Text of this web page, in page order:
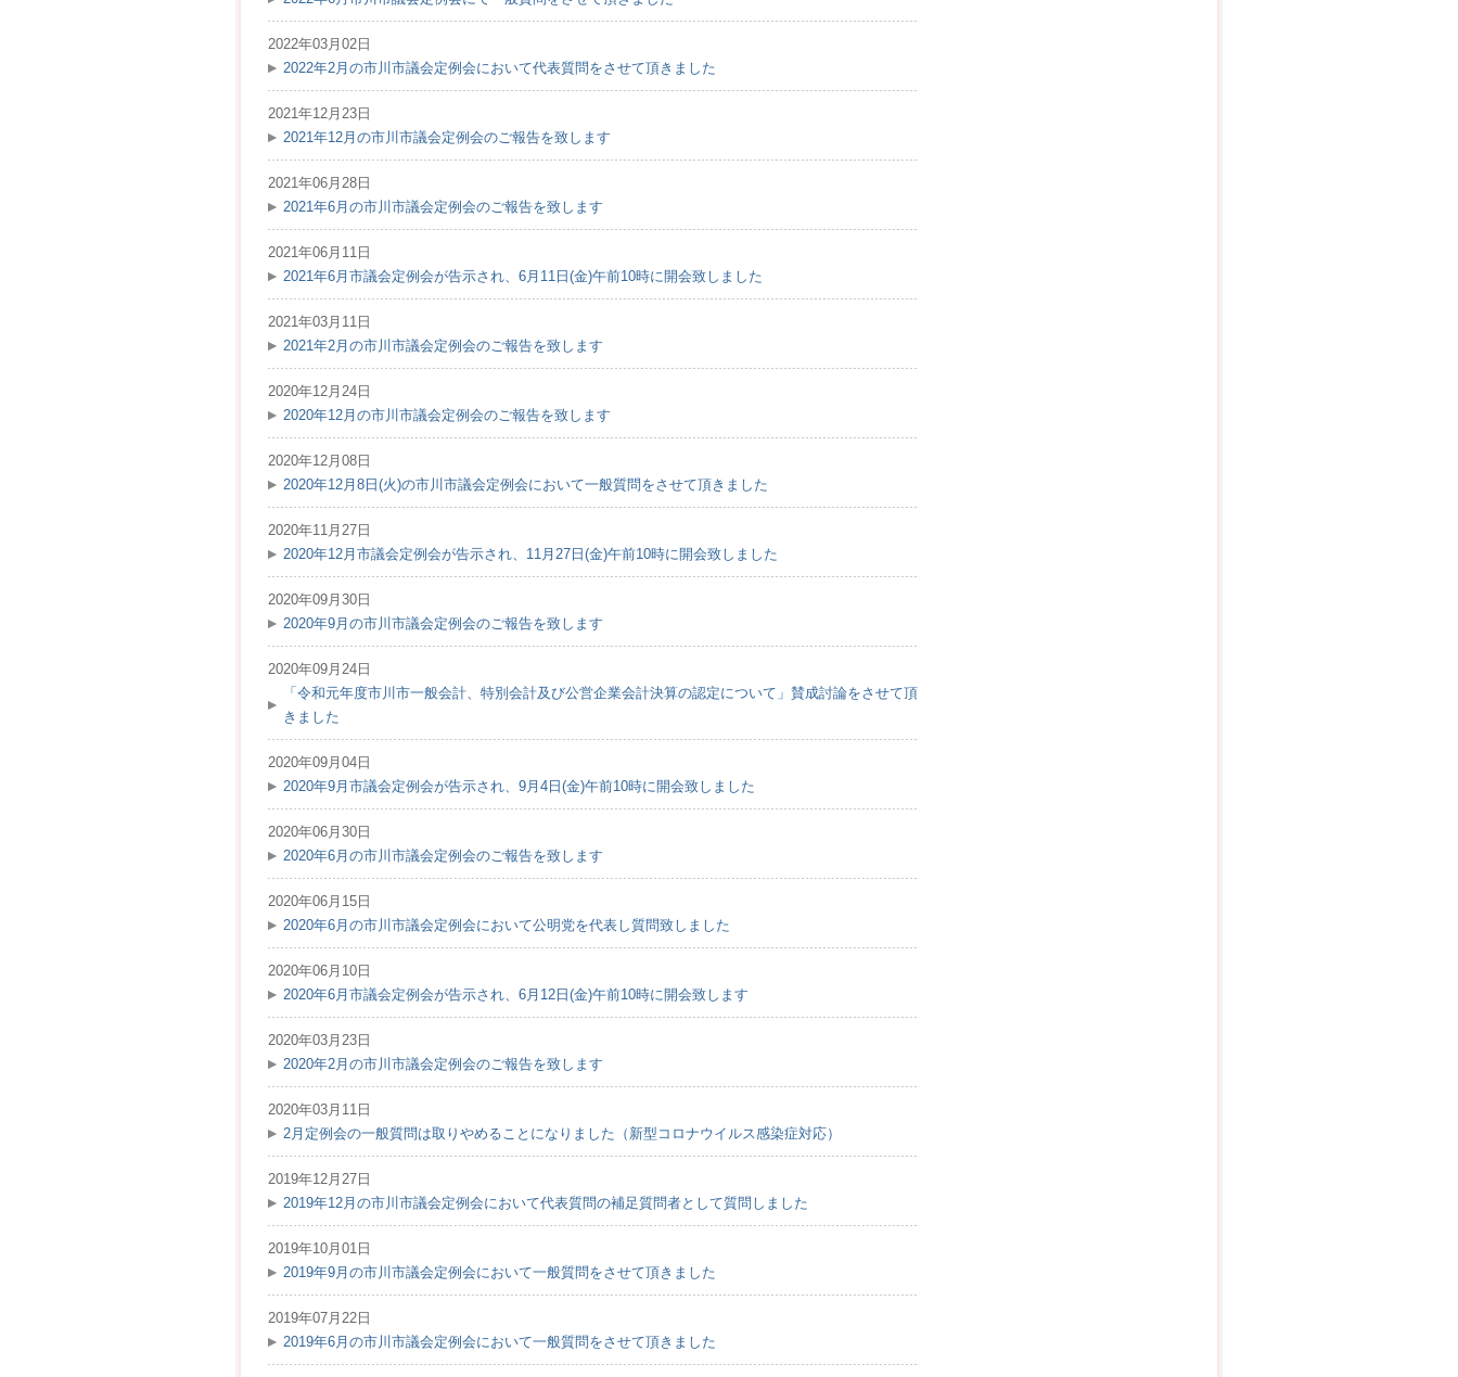
2022年03月02日
2022年2月の市川市議会定例会において代表質問をさせて頂きました
2021年12月23日
2021年12月の市川市議会定例会のご報告を致します
2021年06月28日
2021年6月の市川市議会定例会のご報告を致します
2021年06月11日
2021年6月市議会定例会が告示され、6月11日(金)午前10時に開会致しました
2021年03月11日
2021年2月の市川市議会定例会のご報告を致します
2020年12月24日
2020年12月の市川市議会定例会のご報告を致します
2020年12月08日
2020年12月8日(火)の市川市議会定例会において一般質問をさせて頂きました
2020年11月27日
2020年12月市議会定例会が告示され、11月27日(金)午前10時に開会致しました
2020年09月30日
2020年9月の市川市議会定例会のご報告を致します
2020年09月24日
「令和元年度市川市一般会計、特別会計及び公営企業会計決算の認定について」賛成討論をさせて頂
きました
2020年09月04日
2020年9月市議会定例会が告示され、9月4日(金)午前10時に開会致しました
2020年06月30日
2020年6月の市川市議会定例会のご報告を致します
2020年06月15日
2020年6月の市川市議会定例会において公明党を代表し質問致しました
2020年06月10日
2020年6月市議会定例会が告示され、6月12日(金)午前10時に開会致します
2020年03月23日
2020年2月の市川市議会定例会のご報告を致します
2020年03月11日
2月定例会の一般質問は取りやめることになりました（新型コロナウイルス感染症対応）
2019年12月27日
2019年12月の市川市議会定例会において代表質問の補足質問者として質問しました
2019年10月01日
2019年9月の市川市議会定例会において一般質問をさせて頂きました
2019年07月22日
2019年6月の市川市議会定例会において一般質問をさせて頂きました